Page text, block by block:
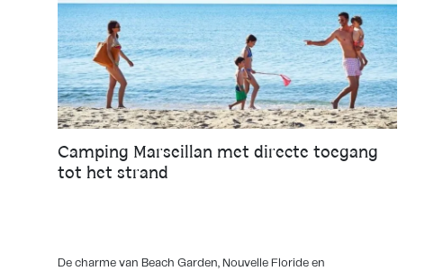
Camping Marseillan met directe toegang
tot het strand
De charme van Beach Garden, Nouvelle Floride en